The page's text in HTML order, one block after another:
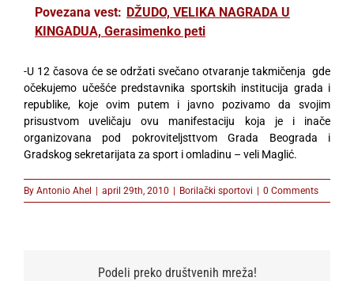
Povezana vest: DŽUDO, VELIKA NAGRADA U
KINGADUA, Gerasimenko peti
-U 12 časova će se održati svečano otvaranje takmičenja gde
očekujemo učešće predstavnika sportskih institucija grada i
republike, koje ovim putem i javno pozivamo da svojim
prisustvom uveličaju ovu manifestaciju koja je i inače
organizovana pod pokroviteljsttvom Grada Beograda i
Gradskog sekretarijata za sport i omladinu – veli Maglić.
By Antonio Ahel april 29th, 2010 Borilački sportovi 0 Comments
Podeli preko društvenih mreža!